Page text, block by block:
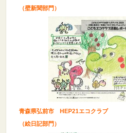
（壁新聞部門）
青森県弘前市 HEP21エコクラブ
（絵日記部門）